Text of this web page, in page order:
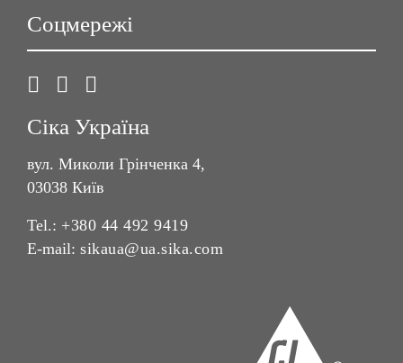
Соцмережі
Сіка Україна
вул. Миколи Грінченка 4,
03038 Київ
Tel.: +380 44 492 9419
E-mail: sikaua@ua.sika.com